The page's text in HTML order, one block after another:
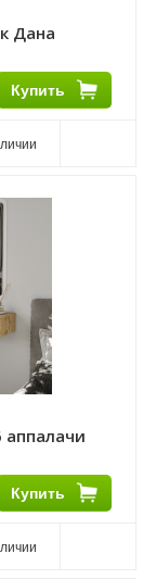
Дана
Купить
аппалачи
Купить